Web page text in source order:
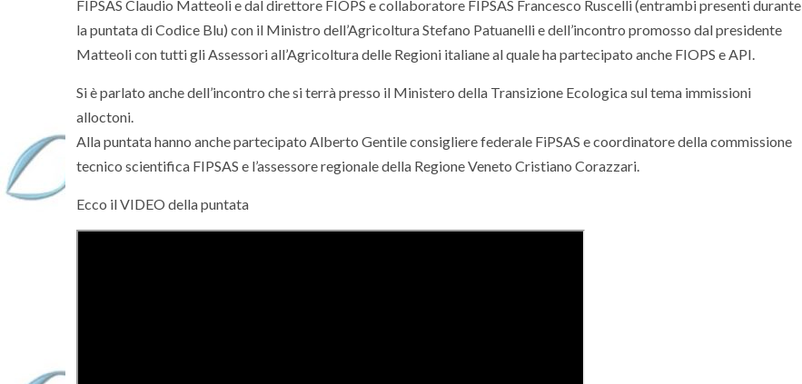
FIPSAS Claudio Matteoli e dal direttore FIOPS e collaboratore FIPSAS Francesco Ruscelli (entrambi presenti durante
la puntata di Codice Blu) con il Ministro dell’Agricoltura Stefano Patuanelli e dell’incontro promosso dal presidente
Matteoli con tutti gli Assessori all’Agricoltura delle Regioni italiane al quale ha partecipato anche FIOPS e API.
Si è parlato anche dell’incontro che si terrà presso il Ministero della Transizione Ecologica sul tema immissioni
alloctoni.
Alla puntata hanno anche partecipato Alberto Gentile consigliere federale FiPSAS e coordinatore della commissione
tecnico scientifica FIPSAS e l’assessore regionale della Regione Veneto Cristiano Corazzari.
Ecco il VIDEO della puntata